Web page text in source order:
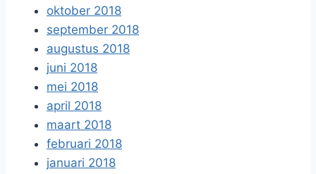
oktober 2018
september 2018
augustus 2018
juni 2018
mei 2018
april 2018
maart 2018
februari 2018
januari 2018